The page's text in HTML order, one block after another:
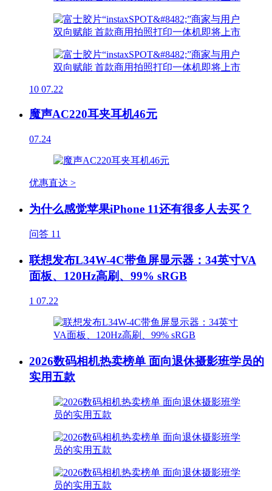
10 07.22
魔声AC220耳夹耳机46元
07.24
优惠直达 >
为什么感觉苹果iPhone 11还有很多人去买？
问答 11
联想发布L34W-4C带鱼屏显示器：34英寸VA
面板、120Hz高刷、99% sRGB
1 07.22
2026数码相机热卖榜单 面向退休摄影班学员的
实用五款